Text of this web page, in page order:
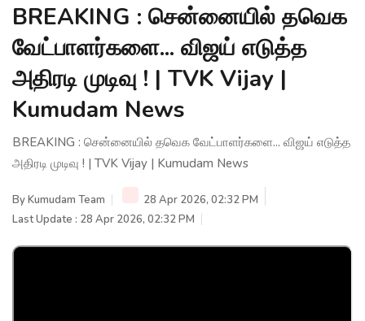
BREAKING : சென்னையில் தவெக
வேட்பாளர்களை... விஜய் எடுத்த
அதிரடி முடிவு ! | TVK Vijay |
Kumudam News
BREAKING : சென்னையில் தவெக வேட்பாளர்களை... விஜய் எடுத்த
அதிரடி முடிவு ! | TVK Vijay | Kumudam News
ByKumudam Team
28 Apr 2026, 02:32 PM
Last Update : 28 Apr 2026, 02:32 PM